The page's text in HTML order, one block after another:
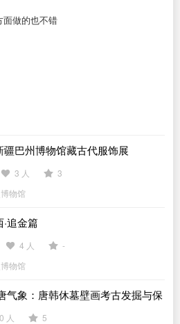
面做的也不错
疆巴州博物馆藏古代服饰展
3 人
3
物馆
追金篇
4 人
-
物馆
气象：唐韩休墓壁画考古发掘与保
人
5